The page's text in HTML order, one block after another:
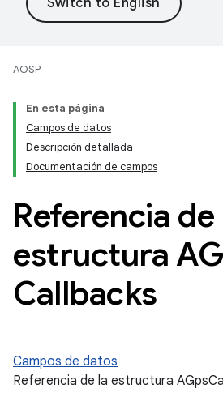
AOSP
En esta página
Campos de datos
Descripción detallada
Documentación de campos
Referencia de
estructura
Callbacks
Campos de datos
Referencia de la estructura